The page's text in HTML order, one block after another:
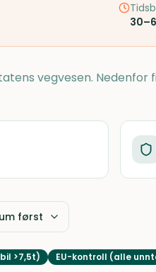
vegvesen. Nedenfor
først
>7,5t) EU-kontroll (alle